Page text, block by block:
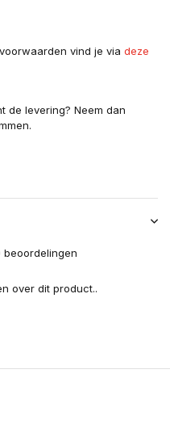
vind je via deze
de levering? Neem dan
beoordelingen
over dit product..